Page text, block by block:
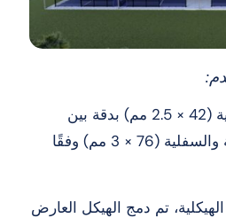
تم لحام الدعامة القطرية (42 × 2.5 مم) بدقة بين
الأنابيب الملتوية العلوية والسفلية (76 × 3 مم) وفقًا
تم دمج الهيكل العارض